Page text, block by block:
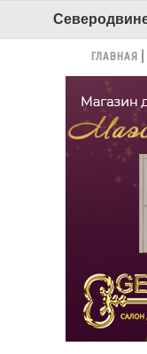
ГЛАВНАЯ